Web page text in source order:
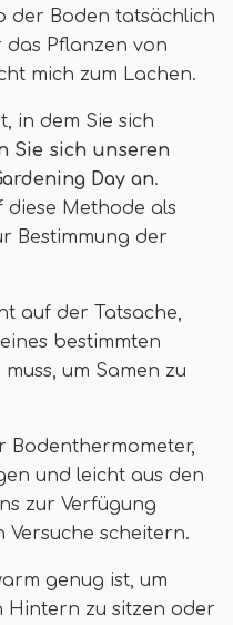
der Boden tatsächlich
Pflanzen von
mich zum Lachen.
in dem Sie sich
Sie sich unseren
Day an.
diese Methode als
Bestimmung der
auf der Tatsache,
bestimmten
um Samen zu
Bodenthermometer,
und leicht aus den
zur Verfügung
Versuche scheitern.
genug ist, um
Hintern zu sitzen oder